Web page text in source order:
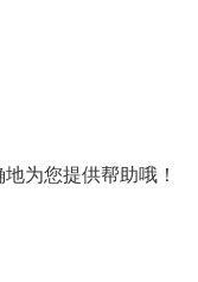
为您提供帮助哦！